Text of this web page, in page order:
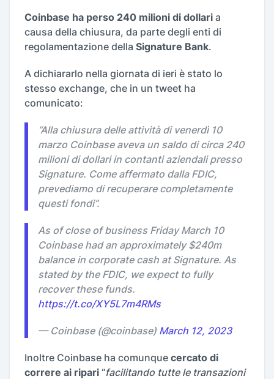
Coinbase ha perso 240 milioni di dollari a
causa della chiusura, da parte degli enti di
regolamentazione della Signature Bank.
A dichiararlo nella giornata di ieri è stato lo
stesso exchange, che in un tweet ha
comunicato:
“Alla chiusura delle attività di venerdì 10
marzo Coinbase aveva un saldo di circa 240
milioni di dollari in contanti aziendali presso
Signature. Come affermato dalla FDIC,
prevediamo di recuperare completamente
questi fondi”.
As of close of business Friday March 10
Coinbase had an approximately $240m
balance in corporate cash at Signature. As
stated by the FDIC, we expect to fully
recover these funds.
https://t.co/XY5L7m4RMs
— Coinbase (@coinbase) March 12, 2023
Inoltre Coinbase ha comunque cercato di
correre ai ripari “facilitando tutte le transazioni